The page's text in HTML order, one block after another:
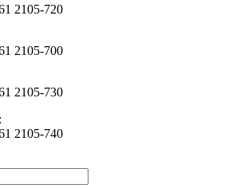
2105-720
2105-700
2105-730
2105-740